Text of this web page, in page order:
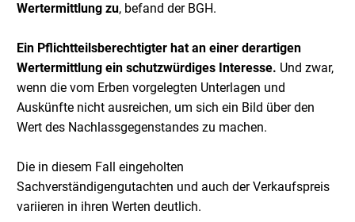
Wertermittlung zu, befand der BGH.
Ein Pflichtteilsberechtigter hat an einer derartigen
Wertermittlung ein schutzwürdiges Interesse. Und zwar,
wenn die vom Erben vorgelegten Unterlagen und
Auskünfte nicht ausreichen, um sich ein Bild über den
Wert des Nachlassgegenstandes zu machen.
Die in diesem Fall eingeholten
Sachverständigengutachten und auch der Verkaufspreis
variieren in ihren Werten deutlich.